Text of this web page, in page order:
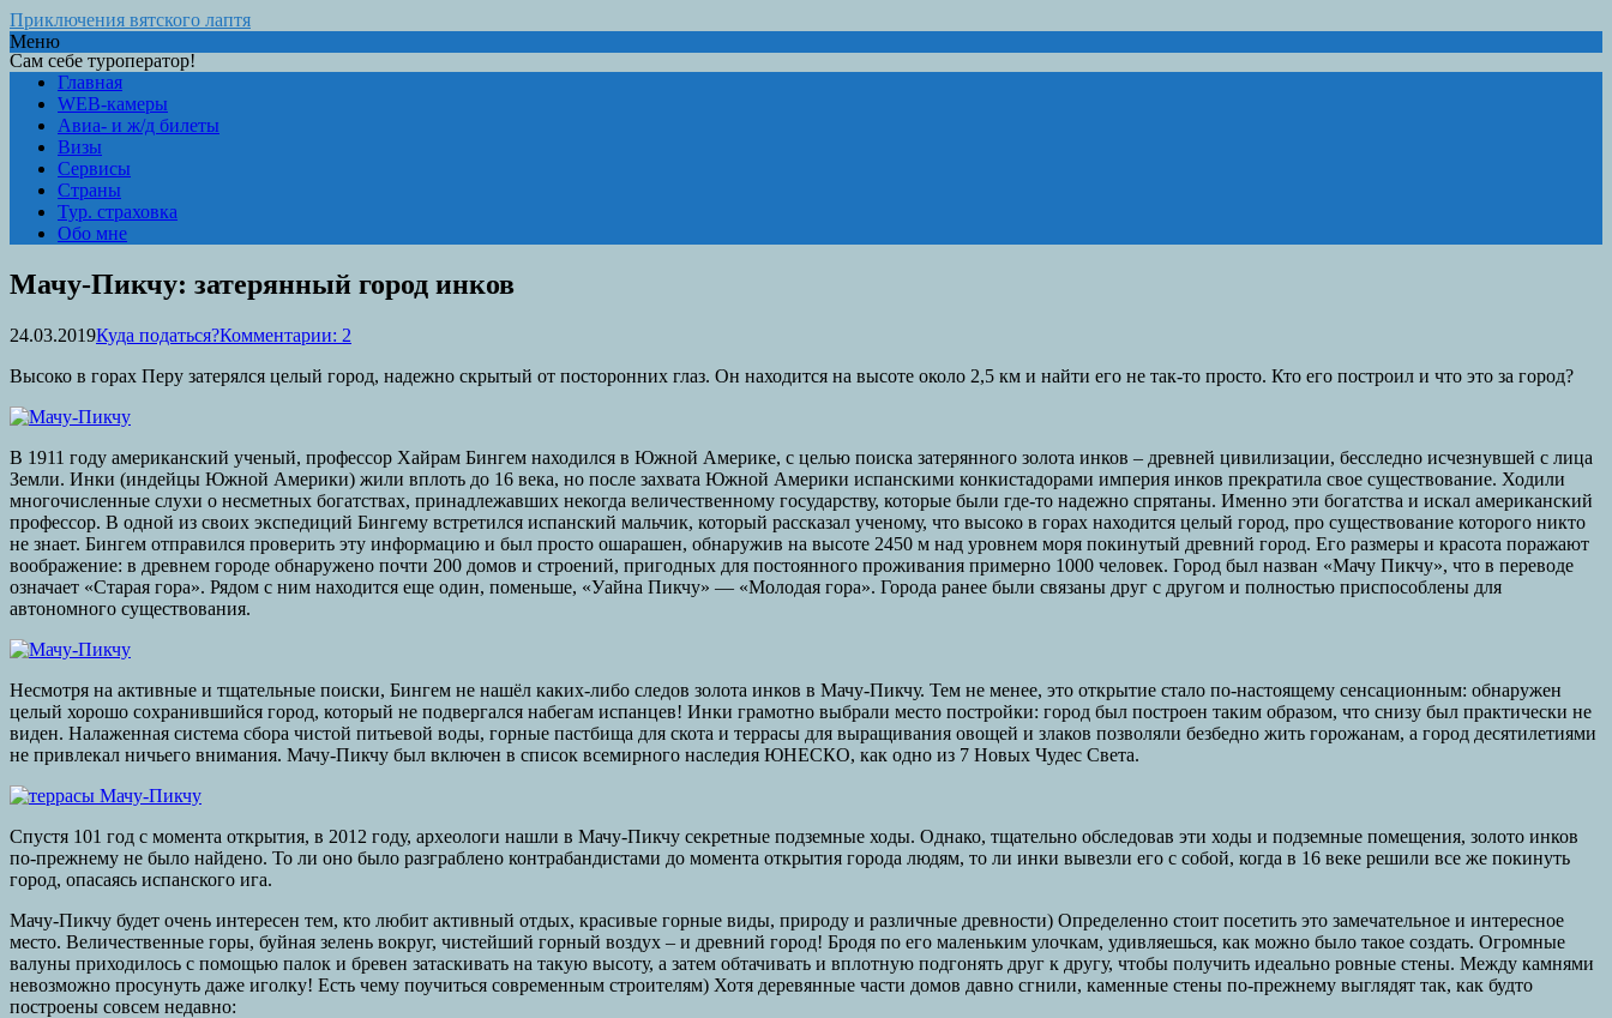
Приключения вятского лаптя
Сам себе туроператор!
Меню
Главная
WEB-камеры
Авиа- и ж/д билеты
Визы
Сервисы
Страны
Тур. страховка
Обо мне
Мачу-Пикчу: затерянный город инков
24.03.2019Куда податься?Комментарии: 2
Высоко в горах Перу затерялся целый город, надежно скрытый от посторонних глаз. Он находится на высоте около 2,5 км и найти его не так-то просто. Кто его построил и что это за город?
В 1911 году американский ученый, профессор Хайрам Бингем находился в Южной Америке, с целью поиска затерянного золота инков – древней цивилизации, бесследно исчезнувшей с лица
Земли. Инки (индейцы Южной Америки) жили вплоть до 16 века, но после захвата Южной Америки испанскими конкистадорами империя инков прекратила свое существование. Ходили
многочисленные слухи о несметных богатствах, принадлежавших некогда величественному государству, которые были где-то надежно спрятаны. Именно эти богатства и искал американский
профессор. В одной из своих экспедиций Бингему встретился испанский мальчик, который рассказал ученому, что высоко в горах находится целый город, про существование которого никто
не знает. Бингем отправился проверить эту информацию и был просто ошарашен, обнаружив на высоте 2450 м над уровнем моря покинутый древний город. Его размеры и красота поражают
воображение: в древнем городе обнаружено почти 200 домов и строений, пригодных для постоянного проживания примерно 1000 человек. Город был назван «Мачу Пикчу», что в переводе
означает «Старая гора». Рядом с ним находится еще один, поменьше, «Уайна Пикчу» — «Молодая гора». Города ранее были связаны друг с другом и полностью приспособлены для
автономного существования.
Несмотря на активные и тщательные поиски, Бингем не нашёл каких-либо следов золота инков в Мачу-Пикчу. Тем не менее, это открытие стало по-настоящему сенсационным: обнаружен
целый хорошо сохранившийся город, который не подвергался набегам испанцев! Инки грамотно выбрали место постройки: город был построен таким образом, что снизу был практически не
виден. Налаженная система сбора чистой питьевой воды, горные пастбища для скота и террасы для выращивания овощей и злаков позволяли безбедно жить горожанам, а город десятилетиями
не привлекал ничьего внимания. Мачу-Пикчу был включен в список всемирного наследия ЮНЕСКО, как одно из 7 Новых Чудес Света.
Спустя 101 год с момента открытия, в 2012 году, археологи нашли в Мачу-Пикчу секретные подземные ходы. Однако, тщательно обследовав эти ходы и подземные помещения, золото инков
по-прежнему не было найдено. То ли оно было разграблено контрабандистами до момента открытия города людям, то ли инки вывезли его с собой, когда в 16 веке решили все же покинуть
город, опасаясь испанского ига.
Мачу-Пикчу будет очень интересен тем, кто любит активный отдых, красивые горные виды, природу и различные древности) Определенно стоит посетить это замечательное и интересное
место. Величественные горы, буйная зелень вокруг, чистейший горный воздух – и древний город! Бродя по его маленьким улочкам, удивляешься, как можно было такое создать. Огромные
валуны приходилось с помощью палок и бревен затаскивать на такую высоту, а затем обтачивать и вплотную подгонять друг к другу, чтобы получить идеально ровные стены. Между камнями
невозможно просунуть даже иголку! Есть чему поучиться современным строителям) Хотя деревянные части домов давно сгнили, каменные стены по-прежнему выглядят так, как будто
построены совсем недавно: